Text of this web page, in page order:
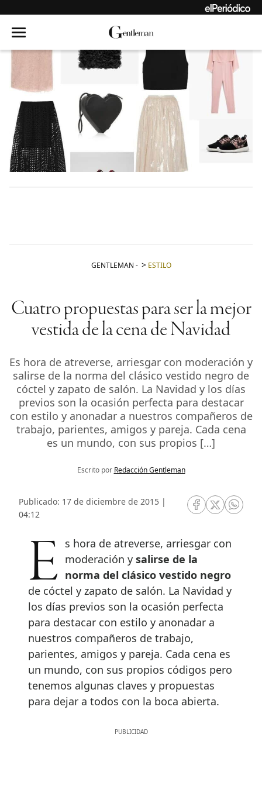
GENTLEMAN - ESTILO
Cuatro propuestas para ser la mejor
vestida de la cena de Navidad
Es hora de atreverse, arriesgar con moderación y
salirse de la norma del clásico vestido negro de
cóctel y zapato de salón. La Navidad y los días
previos son la ocasión perfecta para destacar
con estilo y anonadar a nuestros compañeros de
trabajo, parientes, amigos y pareja. Cada cena
es un mundo, con sus propios […]
Escrito por Redacción Gentleman
Publicado: 17 de diciembre de 2015 |
04:12
RRSS Facebook
RRSSRRSS
Es hora de atreverse, arriesgar con moderación ysalirse de la
norma del clásico vestido negro
de cóctel y zapato de salón. La Navidad y
los días previos son la ocasión perfecta
para destacar con estilo y anonadar a
nuestros compañeros de trabajo,
parientes, amigos y pareja. Cada cena es
un mundo, con sus propios códigos pero
tenemos algunas claves y propuestas
para dejar a todos con la boca abierta.